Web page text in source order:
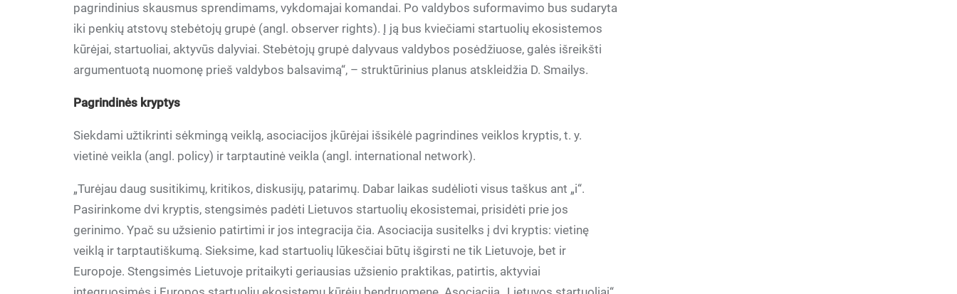
pagrindinius skausmus sprendimams, vykdomajai komandai. Po valdybos suformavimo bus sudaryta
iki penkių atstovų stebėtojų grupė (angl. observer rights). Į ją bus kviečiami startuolių ekosistemos
kūrėjai, startuoliai, aktyvūs dalyviai. Stebėtojų grupė dalyvaus valdybos posėdžiuose, galės išreikšti
argumentuotą nuomonę prieš valdybos balsavimą“, – struktūrinius planus atskleidžia D. Smailys.
Pagrindinės kryptys
Siekdami užtikrinti sėkmingą veiklą, asociacijos įkūrėjai išsikėlė pagrindines veiklos kryptis, t. y.
vietinė veikla (angl. policy) ir tarptautinė veikla (angl. international network).
„Turėjau daug susitikimų, kritikos, diskusijų, patarimų. Dabar laikas sudėlioti visus taškus ant „i“.
Pasirinkome dvi kryptis, stengsimės padėti Lietuvos startuolių ekosistemai, prisidėti prie jos
gerinimo. Ypač su užsienio patirtimi ir jos integracija čia. Asociacija susitelks į dvi kryptis: vietinę
veiklą ir tarptautiškumą. Sieksime, kad startuolių lūkesčiai būtų išgirsti ne tik Lietuvoje, bet ir
Europoje. Stengsimės Lietuvoje pritaikyti geriausias užsienio praktikas, patirtis, aktyviai